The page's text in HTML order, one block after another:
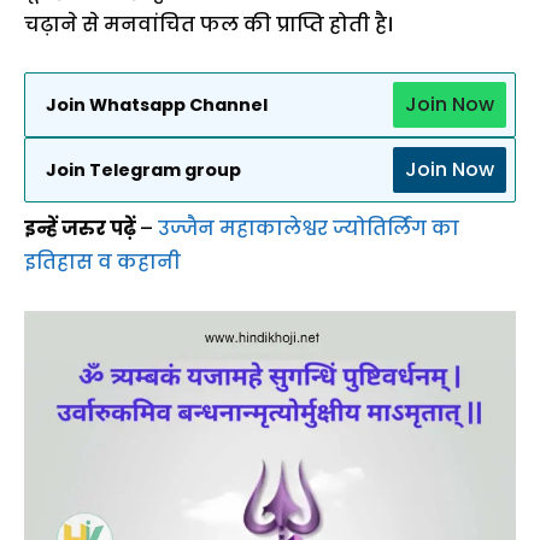
चढ़ाने से मनवांचित फल की प्राप्ति होती है।
Join Whatsapp Channel Join Now
Join Telegram group Join Now
इन्हें जरुर पढ़ें– उज्जैन महाकालेश्वर ज्योतिर्लिंग का
इतिहास व कहानी